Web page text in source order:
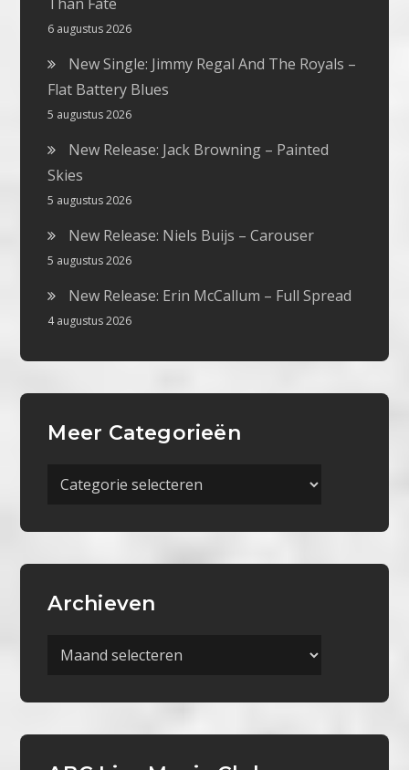
6 augustus 2026
New Single: Jimmy Regal And The Royals –
Flat Battery Blues
5 augustus 2026
New Release: Jack Browning – Painted
Skies
5 augustus 2026
New Release: Niels Buijs – Carouser
5 augustus 2026
New Release: Erin McCallum – Full Spread
4 augustus 2026
Meer Categorieën
Meer
Archieven
Archieven